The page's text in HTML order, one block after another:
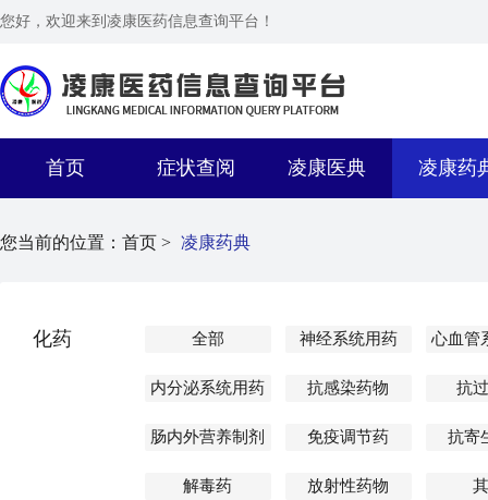
您好，欢迎来到凌康医药信息查询平台！
首页 症状查阅 凌康医典 凌康药
您当前的位置： 首页 > 凌康药典
化药 全部 神经系统用药 心血管
内分泌系统用药 抗感染药物 抗
肠内外营养制剂 免疫调节药 抗寄
解毒药 放射性药物